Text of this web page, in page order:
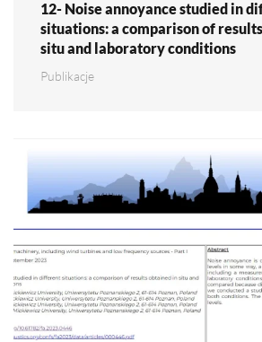
12- Noise annoyance studied in
situations: a comparison of
situ and laboratory conditions
Publikacje